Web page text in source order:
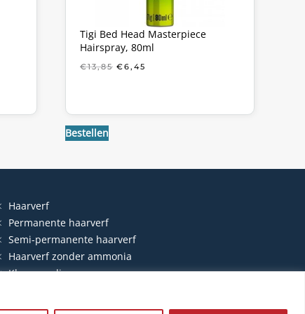
Tigi Bed Head Masterpiece
Hairspray, 80ml
€13,85 OORSPRONKELIJKE
€6,45
Bestellen
Haarverf
Permanente haarverf
Semi-permanente haarverf
Haarverf zonder ammonia
Kleurspoeling